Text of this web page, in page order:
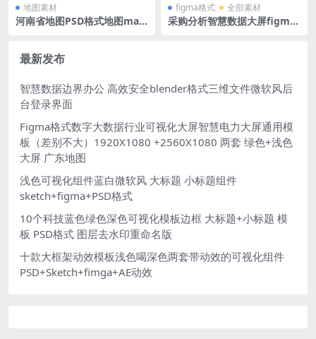
地图素材
河南省地图PSD格式地图map
figma格式 全部素材
采购分析智慧数据大屏figma
最新发布
智慧数据边界办公 高效安全blender格式三维文件微软风后
台登录界面
Figma格式数字大数据行业可视化大屏智慧电力大屏通用模
板（差别不大）1920X1080 +2560X1080 两套 绿色+浅色
大屏 广东地图
浅色可视化组件蓝白微软风 大标题 小标题组件
sketch+figma+PSD格式
10个科技蓝色绿色深色可视化模板边框 大标题+小标题 模
板 PSD格式 图层去水印重命名版
十款大框架动效模板浅色喝深色两套带动效的可视化组件
PSD+Sketch+fimga+AE动效